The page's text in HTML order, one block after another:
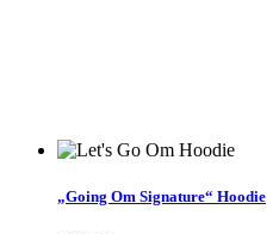
„Going Om Signature“ Hoodie